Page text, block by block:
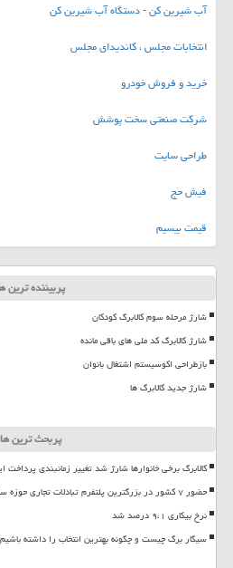
آب شیرین کن - دستگاه آب شیرین کن
انتخابات مجلس ، کاندیدای مجلس
خرید و فروش خودرو
شرکت صنعتی سخت پوشش
طراحی سایت
فیش حج
قیمت بیسیم
پربیننده ترین
شارژ مرحله سوم کالابرگ کودکان
شارژ کالابرگ کد ملی های باقی مانده
بازطراحی اکوسیستم اشتغال بانوان
شارژ جدید کالابرگ ها
پربحث ترین ها
کالابرگ برخی خانوارها شارژ شد تغییر زمانبندی
حضور ۷ کشور در بزرگترین پلتفرم تبادلات تجاری حوزه ساخت وساز
نرخ بیکاری ۹،۱ درصد شد
سیگار برگ چیست و چگونه بهترین انتخاب را داشته